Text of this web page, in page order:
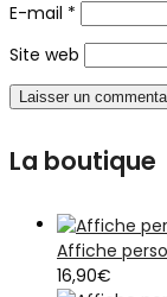
E-mail *
Site web
La boutique
Affiche
16,90€